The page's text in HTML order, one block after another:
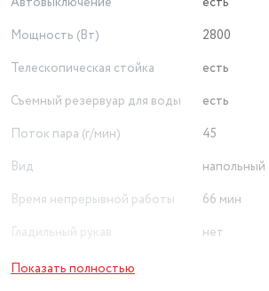
Мощность (Вт)
2800
Телескопическая стойка
есть
Съемный резервуар для воды
есть
Поток пара (г/мин)
45
Вид
напольный
Время непрерывной работы
66 мин
Гладильный рукав
нет
Объем бака для воды (л)
Показать полностью